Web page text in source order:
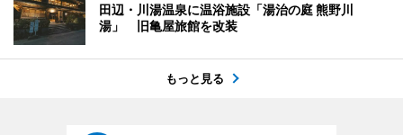
田辺・川湯温泉に温浴施設「湯治の庭 熊野川
湯」 旧亀屋旅館を改装
もっと見る